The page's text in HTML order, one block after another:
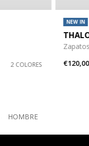
HOMBRE
2 COLORES
NEW IN
€120,00